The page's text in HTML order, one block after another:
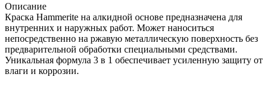
Описание
Краска Hammerite на алкидной основе предназначена для
внутренних и наружных работ. Может наноситься
непосредственно на ржавую металлическую поверхность без
предварительной обработки специальными средствами.
Уникальная формула 3 в 1 обеспечивает усиленную защиту от
влаги и коррозии.